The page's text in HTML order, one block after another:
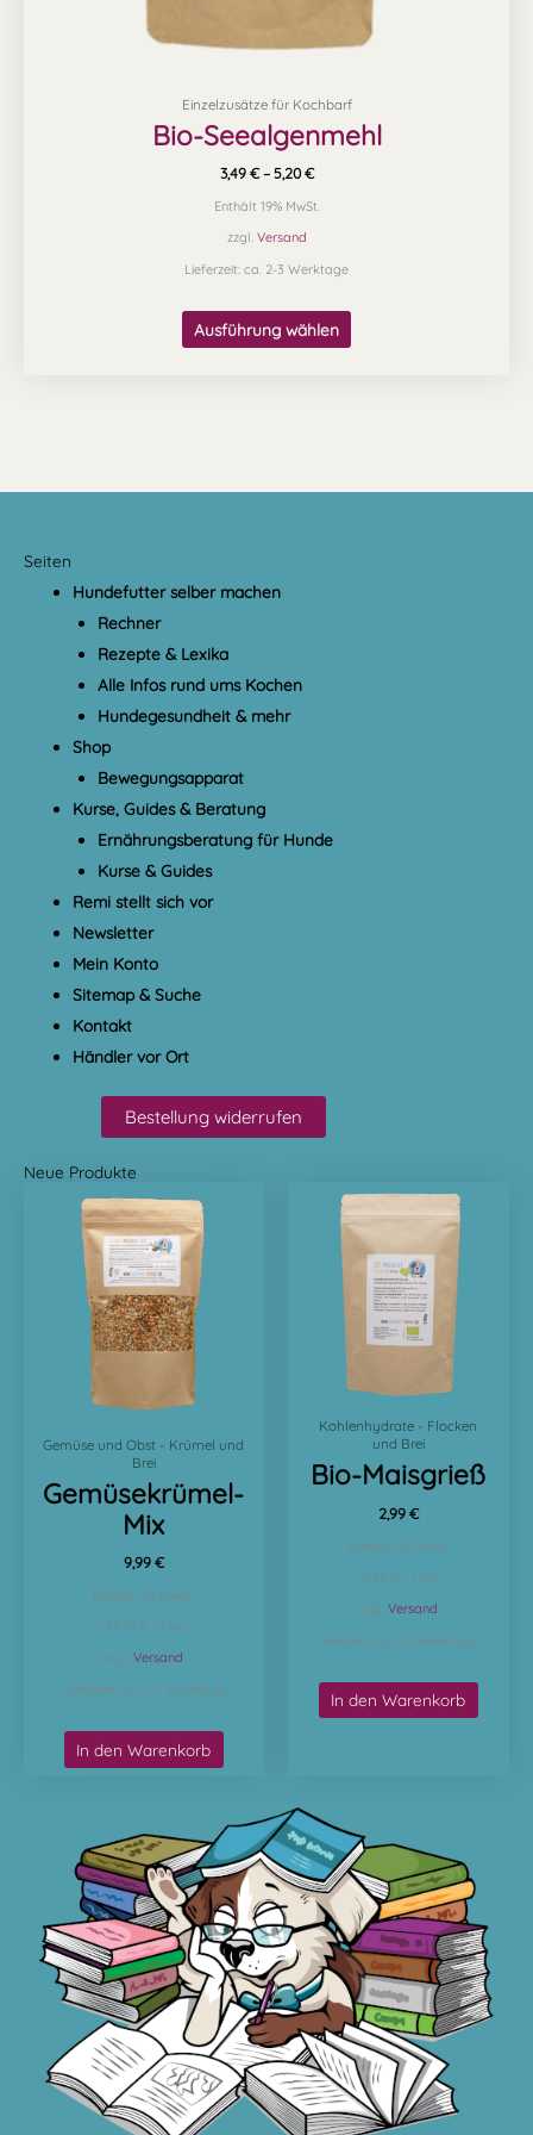
Einzelzusätze für Kochbarf
Bio-Seealgenmehl
3,49 € – 5,20€
Enthält 19% MwSt.
zzgl. Versand
Lieferzeit: ca. 2-3 Werktage
Ausführung wählen
werden
Seiten
Hundefutter selber machen
Rechner
Rezepte & Lexika
Alle Infos rund ums Kochen
Hundegesundheit & mehr
Shop
Bewegungsapparat
Kurse, Guides & Beratung
Ernährungsberatung für Hunde
Kurse & Guides
Remi stellt sich vor
Newsletter
Mein Konto
Sitemap & Suche
Kontakt
Händler vor Ort
Bestellung widerrufen
Neue Produkte
Gemüse und Obst - Krümel und
Brei
Gemüsekrümel-
Mix
9,99 €
Enthält 7% MwSt.
(22,20 € / 1 kg)
zzgl.Versand
Lieferzeit: ca. 2-3 Werktage
In den Warenkorb
Kohlenhydrate - Flocken
und Brei
Bio-Maisgrieß
2,99 €
Enthält 7% MwSt.
(5,98 € / 1 kg)
zzgl.Versand
Lieferzeit: ca. 2-3 Werktage
In den Warenkorb